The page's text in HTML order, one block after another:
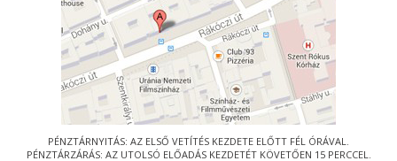
PÉNZTÁRNYITÁS: AZ ELSŐ VETÍTÉS KEZDETE ELŐTT FÉL ÓRÁVAL.
PÉNZTÁRZÁRÁS: AZ UTOLSÓ ELŐADÁS KEZDETÉT KÖVETŐEN 15 PERCCEL.